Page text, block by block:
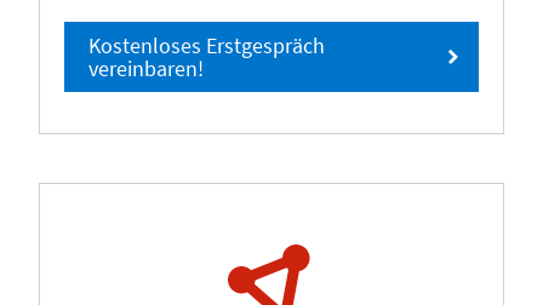
Kostenloses Erstgespräch
vereinbaren!